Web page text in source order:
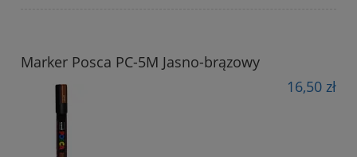
Marker Posca PC-5M Jasno-brązowy
16,50 zł